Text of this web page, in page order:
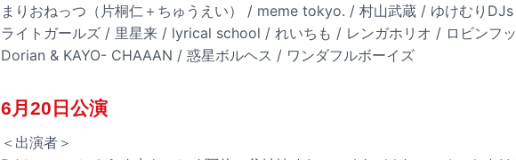
まりおねっつ（片桐仁＋ちゅうえい） / meme tokyo. / 村山武蔵 / ゆけむり
ライトガールズ / 里星来 / lyrical school / れいちも / レンガホリオ / ロビンフ
Dorian & KAYO- CHAAAN / 惑星ボルヘス / ワンダフルボーイズ
6月20日公演
＜出演者＞